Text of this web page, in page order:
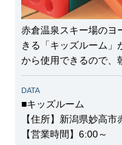
赤倉温泉スキー場のヨ
きる「キッズルーム」
から使用できるので、
DATA
■キッズルーム
【住所】新潟県妙高
【営業時間】6:00～